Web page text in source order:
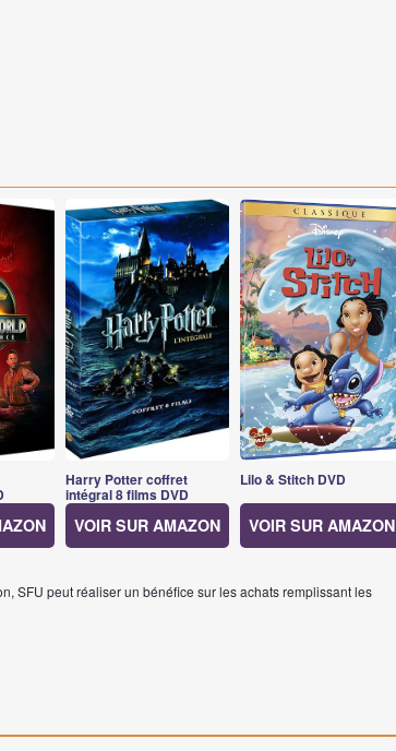
Harry Potter coffret
intégral 8 films DVD
VOIR SUR AMAZON
Lilo & Stitch DVD
VOIR SUR AMAZON
SFU peut réaliser un bénéfice sur les achats remplissant les